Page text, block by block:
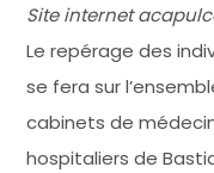
Site internet
Le repérage des
se fera sur
cabinets de
hospitaliers de